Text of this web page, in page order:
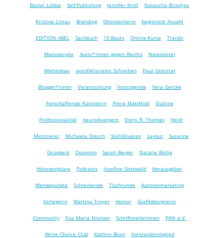
Bastei Lübbe Self-Publishing Jennifer Kroll Natascha Birovljev
Kristine Listau Branding Ghostwriterin begrenzte Anzahl
EDITION ABEL Sachbuch 15-Beats Online-Kurse Trends
Manuskripte Autor*innen gegen Rechts Newsletter
Weltenbau autofiktionales Schreiben Paul Grasztat
Blogger*innen Veranstaltung Vortragende Vera Gercke
freischaffende Künstlerin Petra Mattfeldt Outline
Professionalität neurodivergent Doris R. Thomas Heidi
Metzmeier Michaela Diesch Stehlblueten Layout Susanne
Grünbeck Dozentin Sarah Berger Natalie Röllig
Hörexemplare Podcasts Josefine Gottwald Herausgeber
Wendepunkte Schreibende Tischrunde Autorenmarketing
Verlegerin Martina Troyer Humor Grafikdesignerin
Community Eva Maria Nielsen Schriftstellerinnen PAN e.V.
Write Choice Club Kathrin Blum Vorstandsmitglied